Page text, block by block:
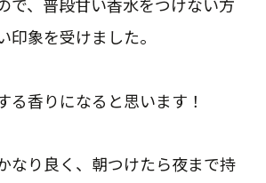
印象を受けました。
る香りになると思います！
なり良く、朝つけたら夜まで持